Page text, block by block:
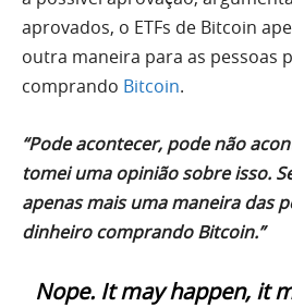
aprovados, o ETFs de Bitcoin
outra maneira para as pessoas
comprando Bitcoin.
“Pode acontecer, pode não
tomei uma opinião sobre isso.
apenas mais uma maneira das
dinheiro comprando Bitcoin.”
Nope. It may happen, it